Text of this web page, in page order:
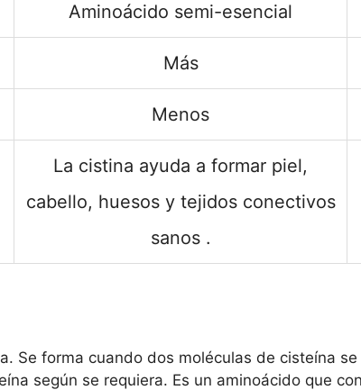
Aminoácido semi-esencial
Más
Menos
La cistina ayuda a formar piel,
cabello, huesos y tejidos conectivos
sanos .
Se forma cuando dos moléculas de cisteína
según se requiera. Es un aminoácido que